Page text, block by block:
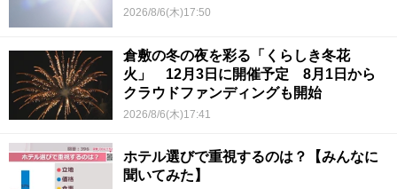
2026/8/6(木)17:50
倉敷の冬の夜を彩る「くらしき冬花
火」 12月3日に開催予定 8月1日から
クラウドファンディングも開始
2026/8/6(木)17:41
ホテル選びで重視するのは？【みんなに
聞いてみた】